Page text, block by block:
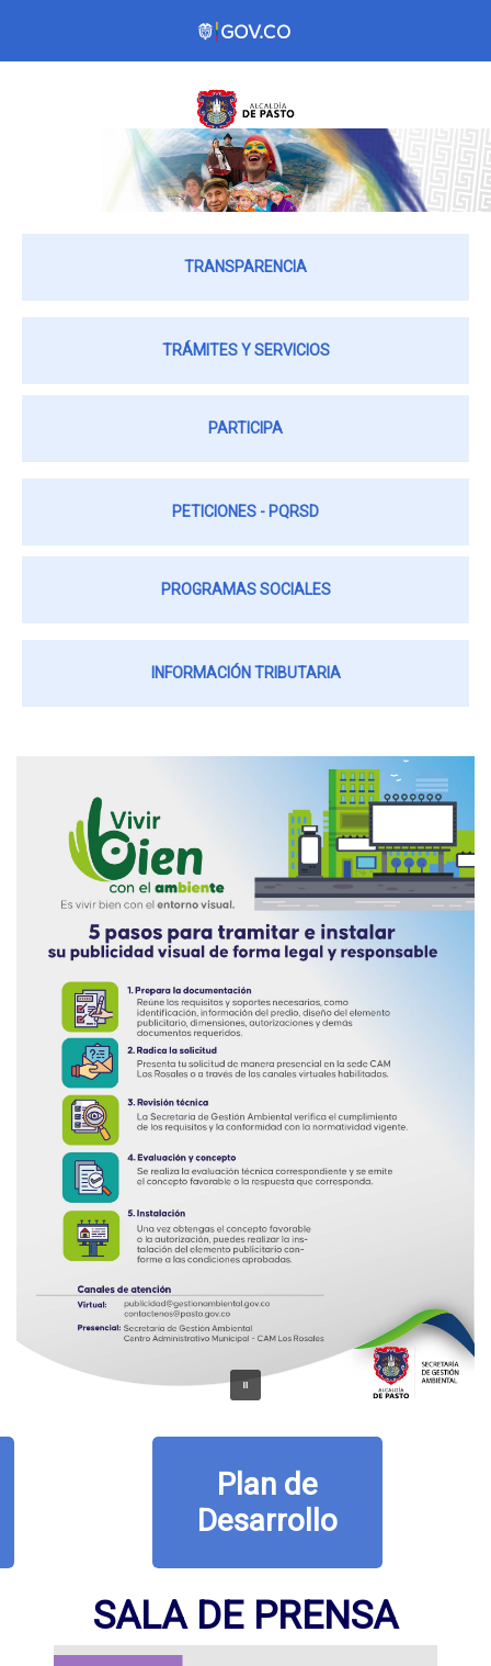
TRANSPARENCIA
TRÁMITES Y SERVICIOS
PARTICIPA
PETICIONES - PQRSD
PROGRAMAS SOCIALES
INFORMACIÓN TRIBUTARIA
Plan de
Desarrollo
SALA DE PRENSA